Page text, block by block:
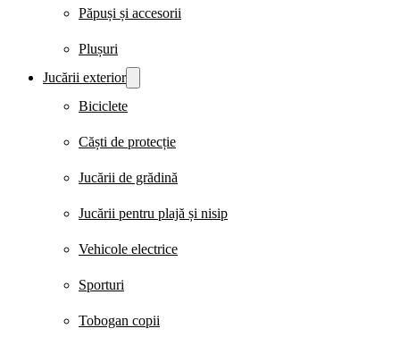
Păpuși și accesorii
Plușuri
Jucării exterior
Biciclete
Căști de protecție
Jucării de grădină
Jucării pentru plajă și nisip
Vehicole electrice
Sporturi
Tobogan copii